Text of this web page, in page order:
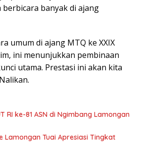
berbicara banyak di ajang
umum di ajang MTQ ke XXIX
ini menunjukkan pembinaan
utama. Prestasi ini akan kita
RI ke-81 ASN di Ngimbang Lamongan
Lamongan Tuai Apresiasi Tingkat